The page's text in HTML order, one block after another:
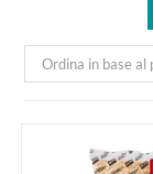
Ordina in base al